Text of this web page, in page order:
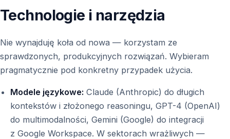
Technologie i narzędzia
Nie wynajduję koła od nowa — korzystam ze
sprawdzonych, produkcyjnych rozwiązań. Wybieram
pragmatycznie pod konkretny przypadek użycia.
Modele językowe: Claude (Anthropic) do długich
kontekstów i złożonego reasoningu, GPT-4 (OpenAI)
do multimodalności, Gemini (Google) do integracji
z Google Workspace. W sektorach wrażliwych —